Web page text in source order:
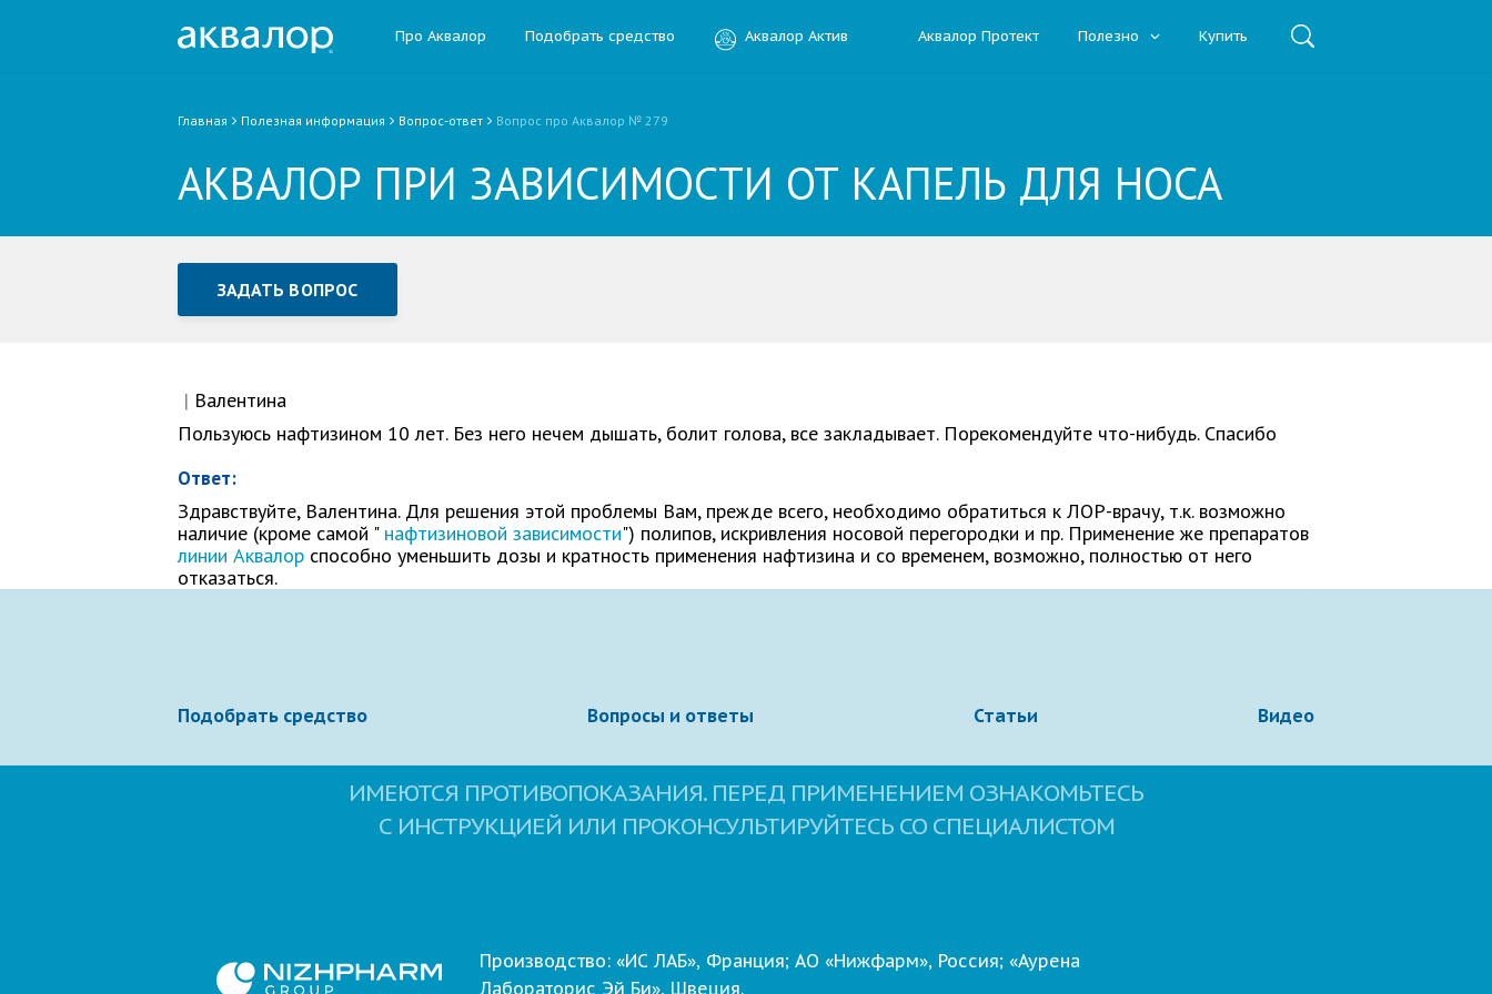
Про Аквалор Подобрать средство Аквалор Актив Аквалор Протект Полезно Купить
Главная Полезная информация Вопрос-ответ Вопрос про Аквалор № 279
АКВАЛОР ПРИ ЗАВИСИМОСТИ ОТ КАПЕЛЬ ДЛЯ НОСА
ЗАДАТЬ ВОПРОС
Ваше сообщение
Отправляя вопрос, я принимаюпользовательское соглашениесайта.
| Валентина
Пользуюсь нафтизином 10 лет. Без него нечем дышать, болит голова, все закладывает. Порекомендуйте что-нибудь. Спасибо
Ответ:
Здравствуйте, Валентина. Для решения этой проблемы Вам, прежде всего, необходимо обратиться к ЛОР-врачу, т.к. возможно
наличие (кроме самой "нафтизиновой зависимости") полипов, искривления носовой перегородки и пр. Применение же препаратов
линии Аквалор способно уменьшить дозы и кратность применения нафтизина и со временем, возможно, полностью от него
отказаться.
Подобрать средство Вопросы и ответы Статьи Видео
ИМЕЮТСЯ ПРОТИВОПОКАЗАНИЯ. ПЕРЕД ПРИМЕНЕНИЕМ ОЗНАКОМЬТЕСЬ
С ИНСТРУКЦИЕЙ ИЛИ ПРОКОНСУЛЬТИРУЙТЕСЬ СО СПЕЦИАЛИСТОМ
Производство: «ИС ЛАБ», Франция; АО «Нижфарм», Россия; «Аурена
Лабораторис Эй Би», Швеция.